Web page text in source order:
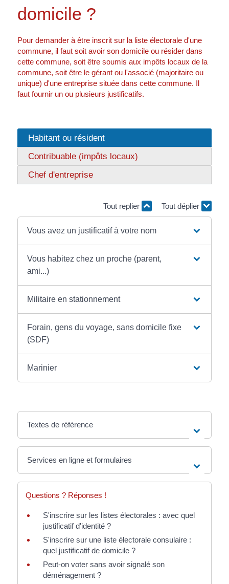
domicile ?
Pour demander à être inscrit sur la liste électorale d'une
commune, il faut soit avoir son domicile ou résider dans
cette commune, soit être soumis aux impôts locaux de la
commune, soit être le gérant ou l'associé (majoritaire ou
unique) d'une entreprise située dans cette commune. Il
faut fournir un ou plusieurs justificatifs.
Habitant ou résident
Contribuable (impôts locaux)
Chef d'entreprise
Tout replier Tout déplier
Vous avez un justificatif à votre nom
Vous habitez chez un proche (parent,
ami...)
Militaire en stationnement
Forain, gens du voyage, sans domicile fixe
(SDF)
Marinier
Textes de référence
Services en ligne et formulaires
Questions ? Réponses !
S'inscrire sur les listes électorales : avec quel
justificatif d'identité ?
S'inscrire sur une liste électorale consulaire :
quel justificatif de domicile ?
Peut-on voter sans avoir signalé son
déménagement ?